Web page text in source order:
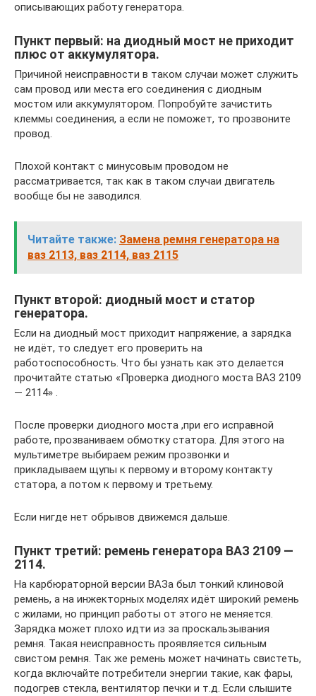
описывающих работу генератора.
Пункт первый: на диодный мост не приходит
плюс от аккумулятора.
Причиной неисправности в таком случаи может служить
сам провод или места его соединения с диодным
мостом или аккумулятором. Попробуйте зачистить
клеммы соединения, а если не поможет, то прозвоните
провод.
Плохой контакт с минусовым проводом не
рассматривается, так как в таком случаи двигатель
вообще бы не заводился.
Читайте также: Замена ремня генератора на
ваз 2113, ваз 2114, ваз 2115
Пункт второй: диодный мост и статор
генератора.
Если на диодный мост приходит напряжение, а зарядка
не идёт, то следует его проверить на
работоспособность. Что бы узнать как это делается
прочитайте статью «Проверка диодного моста ВАЗ 2109
— 2114» .
После проверки диодного моста ,при его исправной
работе, прозваниваем обмотку статора. Для этого на
мультиметре выбираем режим прозвонки и
прикладываем щупы к первому и второму контакту
статора, а потом к первому и третьему.
Если нигде нет обрывов движемся дальше.
Пункт третий: ремень генератора ВАЗ 2109 —
2114.
На карбюраторной версии ВАЗа был тонкий клиновой
ремень, а на инжекторных моделях идёт широкий ремень
с жилами, но принцип работы от этого не меняется.
Зарядка может плохо идти из за проскальзывания
ремня. Такая неисправность проявляется сильным
свистом ремня. Так же ремень может начинать свистеть,
когда включайте потребители энергии такие, как фары,
подогрев стекла, вентилятор печки и т.д. Если слышите